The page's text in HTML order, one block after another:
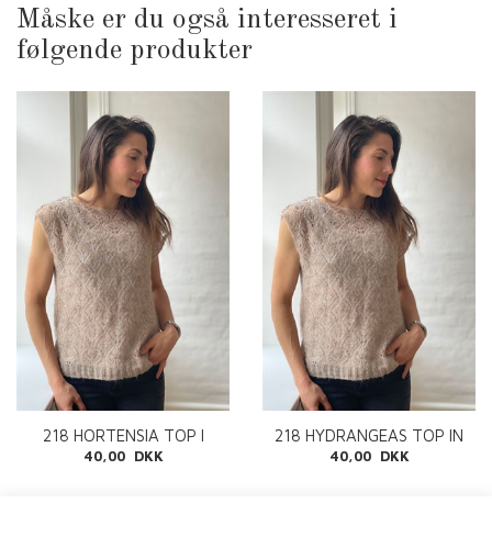
Måske er du også interesseret i
følgende produkter
218 HORTENSIA TOP I
MIDNATSSOL PDF
40,00 DKK
218 HYDRANGEAS TOP IN
MIDNATSSOL ENG PDF
40,00 DKK